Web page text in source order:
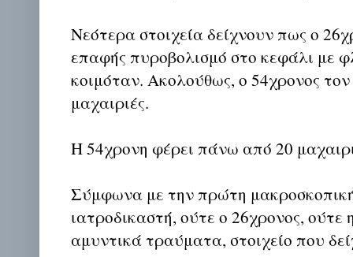
Νεότερα στοιχεία δείχνουν πως ο
επαφής πυροβολισμό στο κεφάλι με
κοιμόταν. Ακολούθως, ο 54χρονος
μαχαιριές.
Η 54χρονη φέρει πάνω από 20
Σύμφωνα με την πρώτη
ιατροδικαστή, ούτε ο 26χρονος,
αμυντικά τραύματα, στοιχείο που